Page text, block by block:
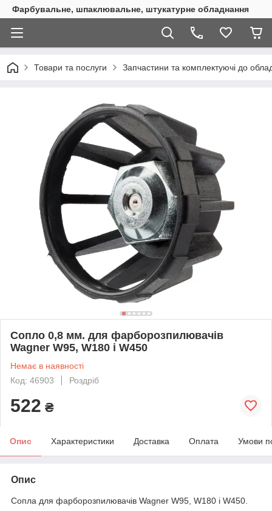
Фарбувальне, шпаклювальне, штукатурне обладнання
Товари та послуги Запчастини та комплектуючі до
Сопло 0,8 мм. для фарборозпилювачів
Wagner W95, W180 і W450
Немає в наявності
Код: 46903
Роздріб
522 ₴
Опис Характеристики Доставка Оплата Умови
Опис
Сопла для фарборозпилювачів Wagner W95, W180 і W450.